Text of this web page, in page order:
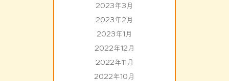
2023年3月
2023年2月
2023年1月
2022年12月
2022年11月
2022年10月